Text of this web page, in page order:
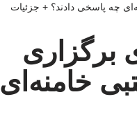
چه پاسخی دادند؟ + جزئیات
برگزاری
خامنه‌ای